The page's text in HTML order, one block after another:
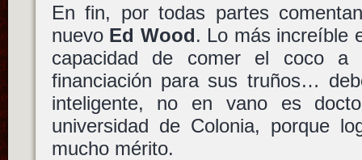
En fin, por todas partes
nuevo Ed Wood. Lo más increíble
capacidad de comer el coco a
financiación para sus truños…
inteligente, no en vano es
universidad de Colonia, porque
mucho mérito.